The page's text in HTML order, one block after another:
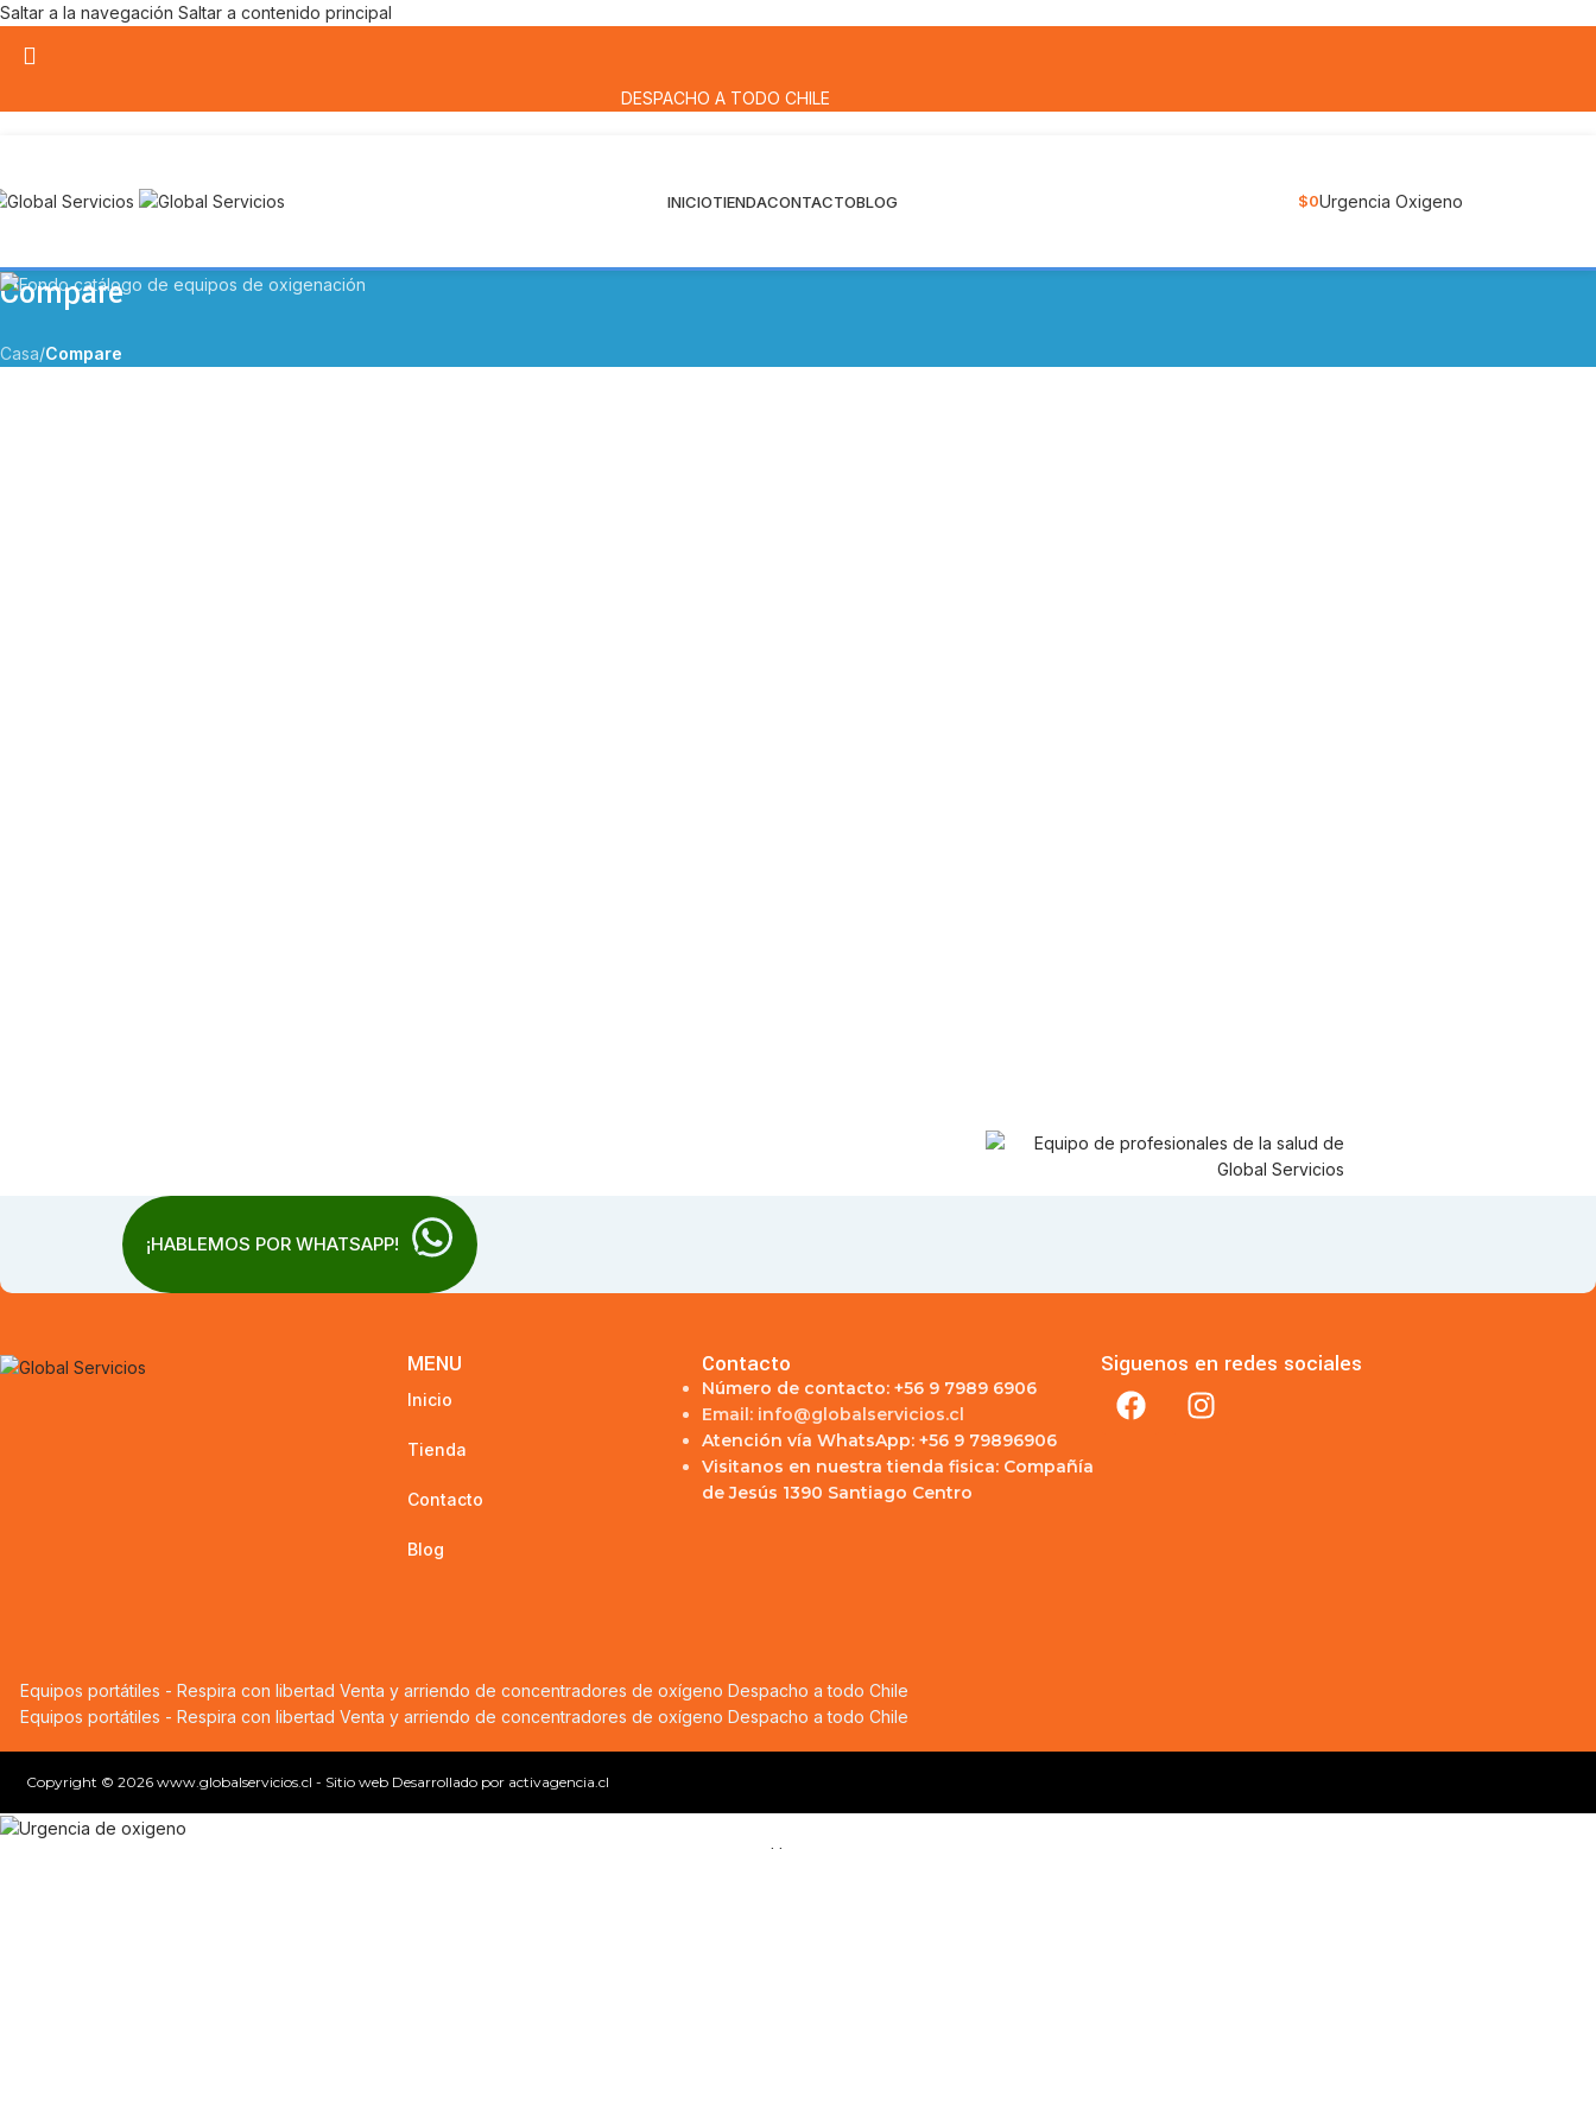
Saltar a la navegación Saltar a contenido principal
DESPACHO A TODO CHILE
INICIOTIENDACONTACTOBLOG $0Urgencia Oxigeno
Compare
Casa/Compare
¡HABLEMOS POR WHATSAPP!
MENU
Inicio
Tienda
Contacto
Blog
Contacto
Número de contacto: +56 9 7989 6906
Email: info@globalservicios.cl
Atención vía WhatsApp: +56 9 79896906
Visitanos en nuestra tienda fisica: Compañía
de Jesús 1390 Santiago Centro
Siguenos en redes sociales
Equipos portátiles - Respira con libertad Venta y arriendo de concentradores de oxígeno Despacho a todo Chile
Equipos portátiles - Respira con libertad Venta y arriendo de concentradores de oxígeno Despacho a todo Chile
Copyright © 2026 www.globalservicios.cl - Sitio web Desarrollado por activagencia.cl
LLamar